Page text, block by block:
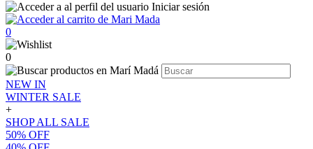
Iniciar sesión
0
0
NEW IN
WINTER SALE
+
SHOP ALL SALE
50% OFF